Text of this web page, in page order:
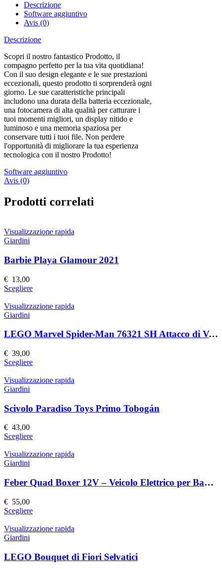
Descrizione
Software aggiuntivo
Avis (0)
Descrizione
Scopri il nostro fantastico Prodotto, il
compagno perfetto per la tua vita quotidiana!
Con il suo design elegante e le sue prestazioni
eccezionali, questo prodotto ti sorprenderà ogni
giorno. Le sue caratteristiche principali
includono una durata della batteria eccezionale,
una fotocamera di alta qualità per catturare i
tuoi momenti migliori, un display nitido e
luminoso e una memoria spaziosa per
conservare tutti i tuoi file. Non perdere
l'opportunità di migliorare la tua esperienza
tecnologica con il nostro Prodotto!
Software aggiuntivo
Avis (0)
Prodotti correlati
Visualizzazione rapida
Giardini
Barbie Playa Glamour 2021
€ 13,00
ScegliereQuesto
ha
Le
scelte
nella
pagina
prodotto
Visualizzazione rapida
Giardini
LEGO Marvel Spider-Man 76321 SH Attacco di Venom
€ 39,00
ScegliereQuesto
ha
Le
opzioni
scelte
nella
pagina
prodotto
Visualizzazione rapida
Giardini
Scivolo Paradiso Toys Primo Tobogán
€ 43,00
ScegliereQuesto
ha
Le
opzioni
scelte
nella
pagina
prodotto
Visualizzazione rapida
Giardini
Feber Quad Boxer 12V – Veicolo Elettrico per Bambini
€ 55,00
ScegliereQuesto
ha
Le
opzioni
Visualizzazione rapida
Giardini
LEGO Bouquet di Fiori Selvatici